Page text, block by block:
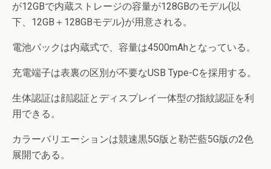
が12GBで内蔵ストレージの容量が128GBのモデル(以
下、12GB＋128GBモデル)が用意される。
電池パックは内蔵式で、容量は4500mAhとなっている。
充電端子は表裏の区別が不要なUSB Type-Cを採用する。
生体認証は顔認証とディスプレイ一体型の指紋認証を利
用できる。
カラーバリエーションは競速黒5G版と勒芒藍5G版の2色
展開である。